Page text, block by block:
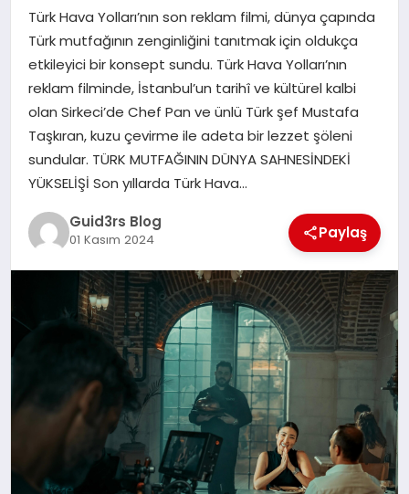
MAGAZIN
EĞITIM
Türk Hava Yolları’nın son reklam filmi, dünya çapında
Türk mutfağının zenginliğini tanıtmak için oldukça
etkileyici bir konsept sundu. Türk Hava Yolları’nın
reklam filminde, İstanbul’un tarihî ve kültürel kalbi
olan Sirkeci’de Chef Pan ve ünlü Türk şef Mustafa
Taşkıran, kuzu çevirme ile adeta bir lezzet şöleni
sundular. TÜRK MUTFAĞININ DÜNYA SAHNESİNDEKİ
YÜKSELİŞİ Son yıllarda Türk Hava…
Guid3rs Blog
01 Kasım 2024 Paylaş